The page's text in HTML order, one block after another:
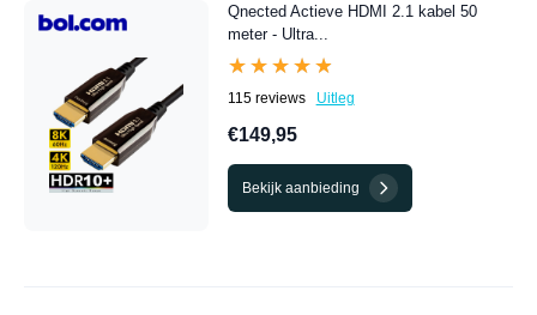
Qnected Actieve HDMI 2.1 kabel 50
meter - Ultra...
★★★★★
★★★★★
115 reviews Uitleg
€149,95
Bekijk aanbieding